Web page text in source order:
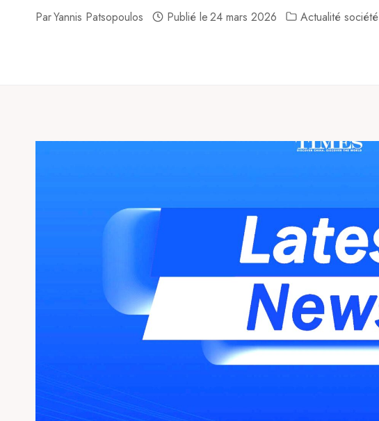
ParYannis Patsopoulos Publié le24 mars 2026 Actualité société